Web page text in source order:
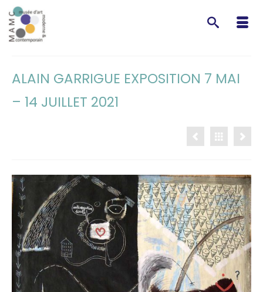
ALAIN GARRIGUE EXPOSITION 7 MAI
– 14 JUILLET 2021